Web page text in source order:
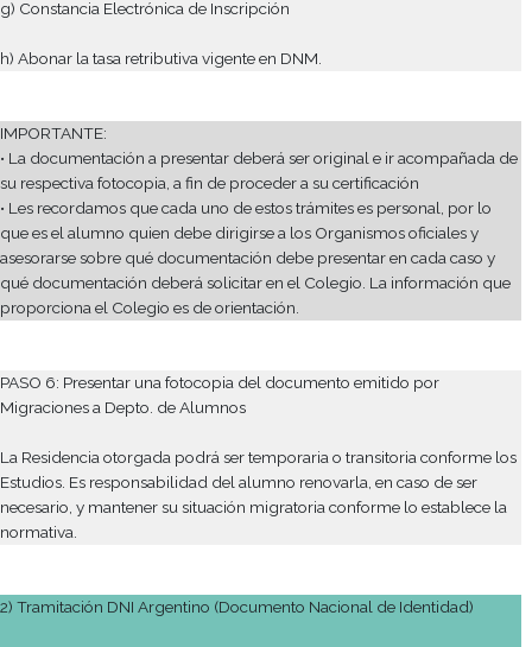
* Alumnos provenientes de Países extra Mercosur que no
(Ej: México, EEUU, Israel, etc.)
este trámite desde la Argentina deberán tramitar su residencia
DNM dentro de los treinta (30) días contados a partir de la
carta electrónica a Migraciones acompañando de la siguiente
documentación:
a) Pasaporte válido y vigente
PAIS DE ORIGEN, Sólo exigible a mayores de 16 (dieciséis)
Emitidos por las autoridades competentes de los países
últimos TRES (3) años. años,
c) INGRESO. Sello de ingreso al país estampado en el
d) Dos fotos 4x4